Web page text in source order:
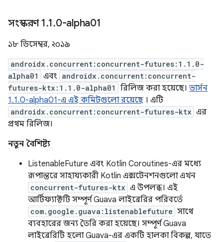
সংস্করণ 1.1.0-alpha01
১৮ ডিসেম্বর, ২০১৯
androidx.concurrent:concurrent-futures:1.1.0-
alpha01
এবং androidx.concurrent:concurrent-
futures-ktx:1.1.0-alpha01
রিলিজ করা হয়েছে। ভার্সন
1.1.0-alpha01-এ এই কমিটগুলো রয়েছে । এটি
androidx.concurrent:concurrent-futures-ktx এর
প্রথম রিলিজ।
নতুন বৈশিষ্ট্য
ListenableFuture এবং Kotlin Coroutines-এর মধ্যে
রূপান্তরে সাহায্যকারী Kotlin এক্সটেনশনগুলো এখন
concurrent-futures-ktx এ উপলব্ধ। এই
আর্টিফ্যাক্টটি সম্পূর্ণ Guava লাইব্রেরির পরিবর্তে
com.google.guava:listenablefuture সাথে
ব্যবহারের জন্য তৈরি করা হয়েছে। সম্পূর্ণ Guava
লাইব্রেরিটি হলো Guava-এর একটি হালকা বিকল্প, যাতে